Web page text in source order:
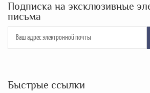
Подписка на эксклюзивные
письма
Быстрые ссылки